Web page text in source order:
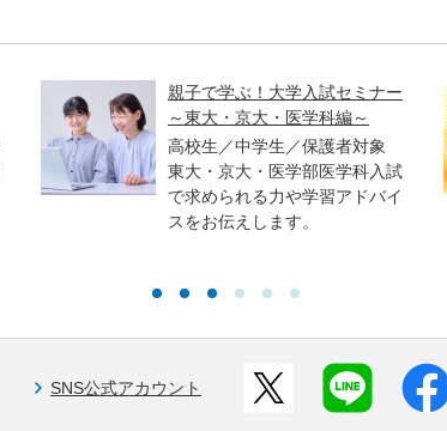
親子で学ぶ！大学入試セミナー
～東大・京大・医学科編～
高校生／中学生／保護者対象
東大・京大・医学部医学科入試
で求められる力や学習アドバイ
スをお伝えします。
SNS公式アカウント